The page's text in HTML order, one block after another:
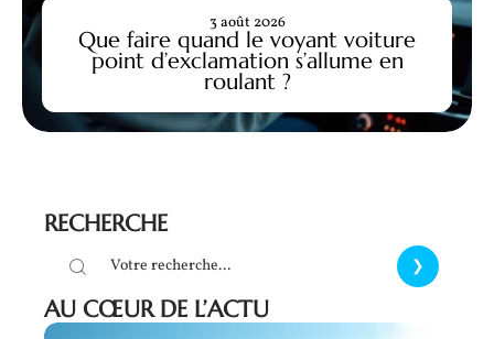
Que faire quand le voyant voiture
point d’exclamation s’allume en
roulant ?
3 août 2026
RECHERCHE
AU CŒUR DE L’ACTU